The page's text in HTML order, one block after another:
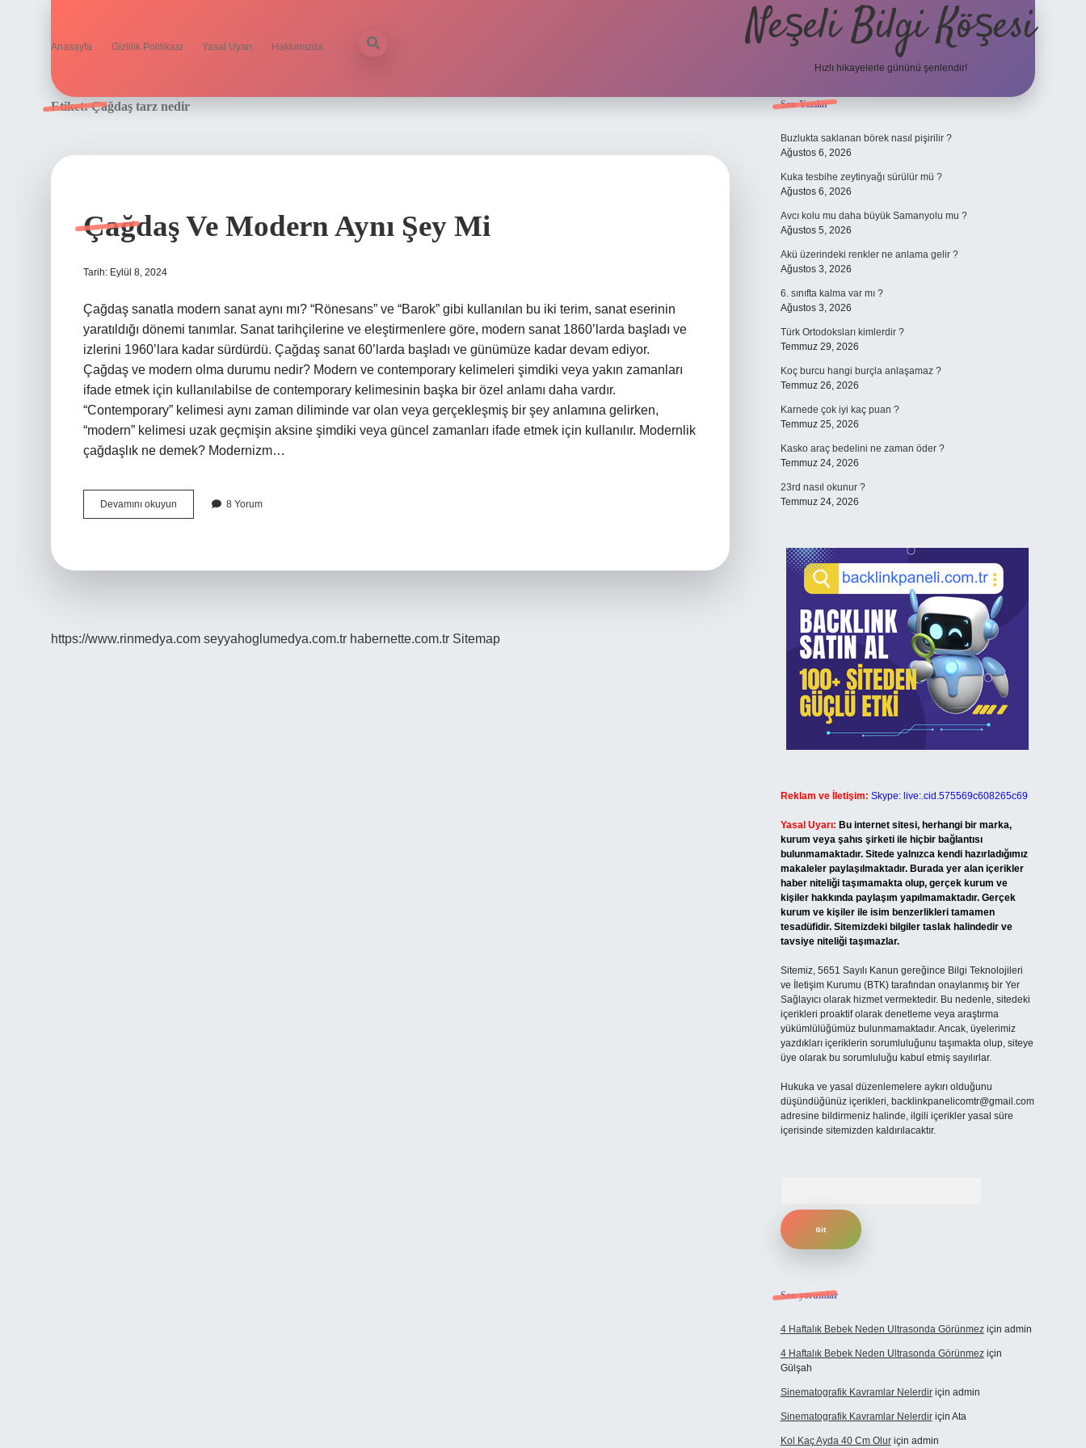
Anasayfa Gizlilik Politikası Yasal Uyarı Hakkımızda Neşeli Bilgi Köşesi
Hızlı hikayelerle gününü şenlendir!
Etiket:Çağdaş tarz nedir
Çağdaş Ve Modern Aynı Şey Mi
Tarih: Eylül 8, 2024
Çağdaş sanatla modern sanat aynı mı? “Rönesans” ve “Barok” gibi kullanılan bu iki terim, sanat eserinin
yaratıldığı dönemi tanımlar. Sanat tarihçilerine ve eleştirmenlere göre, modern sanat 1860’larda başladı ve
izlerini 1960’lara kadar sürdürdü. Çağdaş sanat 60’larda başladı ve günümüze kadar devam ediyor.
Çağdaş ve modern olma durumu nedir? Modern ve contemporary kelimeleri şimdiki veya yakın zamanları
ifade etmek için kullanılabilse de contemporary kelimesinin başka bir özel anlamı daha vardır.
“Contemporary” kelimesi aynı zaman diliminde var olan veya gerçekleşmiş bir şey anlamına gelirken,
“modern” kelimesi uzak geçmişin aksine şimdiki veya güncel zamanları ifade etmek için kullanılır. Modernlik
çağdaşlık ne demek? Modernizm…
Devamını okuyun
Ve
8 Yorum
https://www.rinmedya.com seyyahoglumedya.com.tr habernette.com.tr Sitemap
Sidebar
Son Yazılar
Buzlukta saklanan börek nasıl pişirilir ?
Ağustos 6, 2026
Kuka tesbihe zeytinyağı sürülür mü ?
Ağustos 6, 2026
Avcı kolu mu daha büyük Samanyolu mu ?
Ağustos 5, 2026
Akü üzerindeki renkler ne anlama gelir ?
Ağustos 3, 2026
6. sınıfta kalma var mı ?
Ağustos 3, 2026
Türk Ortodoksları kimlerdir ?
Temmuz 29, 2026
Koç burcu hangi burçla anlaşamaz ?
Temmuz 26, 2026
Karnede çok iyi kaç puan ?
Temmuz 25, 2026
Kasko araç bedelini ne zaman öder ?
Temmuz 24, 2026
23rd nasıl okunur ?
Temmuz 24, 2026
Reklam ve İletişim: Skype: live:.cid.575569c608265c69
Yasal Uyarı: Bu internet sitesi, herhangi bir marka,
kurum veya şahıs şirketi ile hiçbir bağlantısı
bulunmamaktadır. Sitede yalnızca kendi hazırladığımız
makaleler paylaşılmaktadır. Burada yer alan içerikler
haber niteliği taşımamakta olup, gerçek kurum ve
kişiler hakkında paylaşım yapılmamaktadır. Gerçek
kurum ve kişiler ile isim benzerlikleri tamamen
tesadüfidir. Sitemizdeki bilgiler taslak halindedir ve
tavsiye niteliği taşımazlar.
Sitemiz, 5651 Sayılı Kanun gereğince Bilgi Teknolojileri
ve İletişim Kurumu (BTK) tarafından onaylanmış bir Yer
Sağlayıcı olarak hizmet vermektedir. Bu nedenle, sitedeki
içerikleri proaktif olarak denetleme veya araştırma
yükümlülüğümüz bulunmamaktadır. Ancak, üyelerimiz
yazdıkları içeriklerin sorumluluğunu taşımakta olup, siteye
üye olarak bu sorumluluğu kabul etmiş sayılırlar.
Hukuka ve yasal düzenlemelere aykırı olduğunu
düşündüğünüz içerikleri, backlinkpanelicomtr@gmail.com
adresine bildirmeniz halinde, ilgili içerikler yasal süre
içerisinde sitemizden kaldırılacaktır.
Son yorumlar
4 Haftalık Bebek Neden Ultrasonda Görünmeziçin admin
4 Haftalık Bebek Neden Ultrasonda Görünmeziçin
Gülşah
Sinematografik Kavramlar Nelerdiriçin admin
Sinematografik Kavramlar Nelerdiriçin Ata
Kol Kaç Ayda 40 Cm Oluriçin admin
ilbet mobil girişen iyi bahis siteleri